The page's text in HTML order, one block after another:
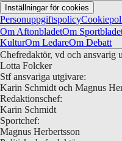
Inställningar för cookies
Personuppgiftspolicy
Om AftonbladetOm
KulturOm LedareOm Debatt
Chefredaktör, vd och ansvarig
Lotta Folcker
Stf ansvariga utgivare:
Karin Schmidt och Magnus
Redaktionschef:
Karin Schmidt
Sportchef:
Magnus Herbertsson